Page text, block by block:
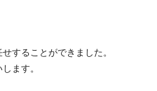
することができました。
ます。